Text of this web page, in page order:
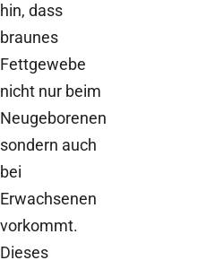
hin, dass
braunes
Fettgewebe
nicht nur beim
Neugeborenen
sondern auch
bei
Erwachsenen
vorkommt.
Dieses